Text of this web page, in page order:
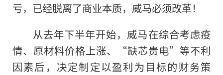
亏，已经脱离了商业本质，威马必须改革！
从去年下半年开始，威马在综合考虑疫
情、原材料价格上涨、“缺芯贵电”等不利
因素后，决定制定以盈利为目标的财务策